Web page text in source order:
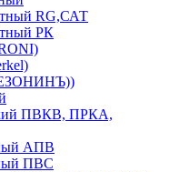
RG,САТ
РК
ПВКВ, ПРКА,
АПВ
ПВС